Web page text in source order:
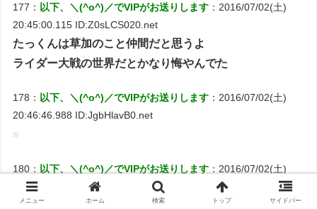
177： 以下、＼(^o^)／でVIPがお送りします ：2016/07/02(土)
20:45:00.115 ID:Z0sLCS020.net
たっくんは草加のこと仲間だと思うよ
ライダー大戦の世界だとかなり悔やんでた
178： 以下、＼(^o^)／でVIPがお送りします ：2016/07/02(土)
20:46:46.988 ID:JgbHlavB0.net
180： 以下、＼(^o^)／でVIPがお送りします ：2016/07/02(土)
20:48:23.264 ID:13p9EqUE0.net
メニュー ホーム 検索 トップ サイドバー